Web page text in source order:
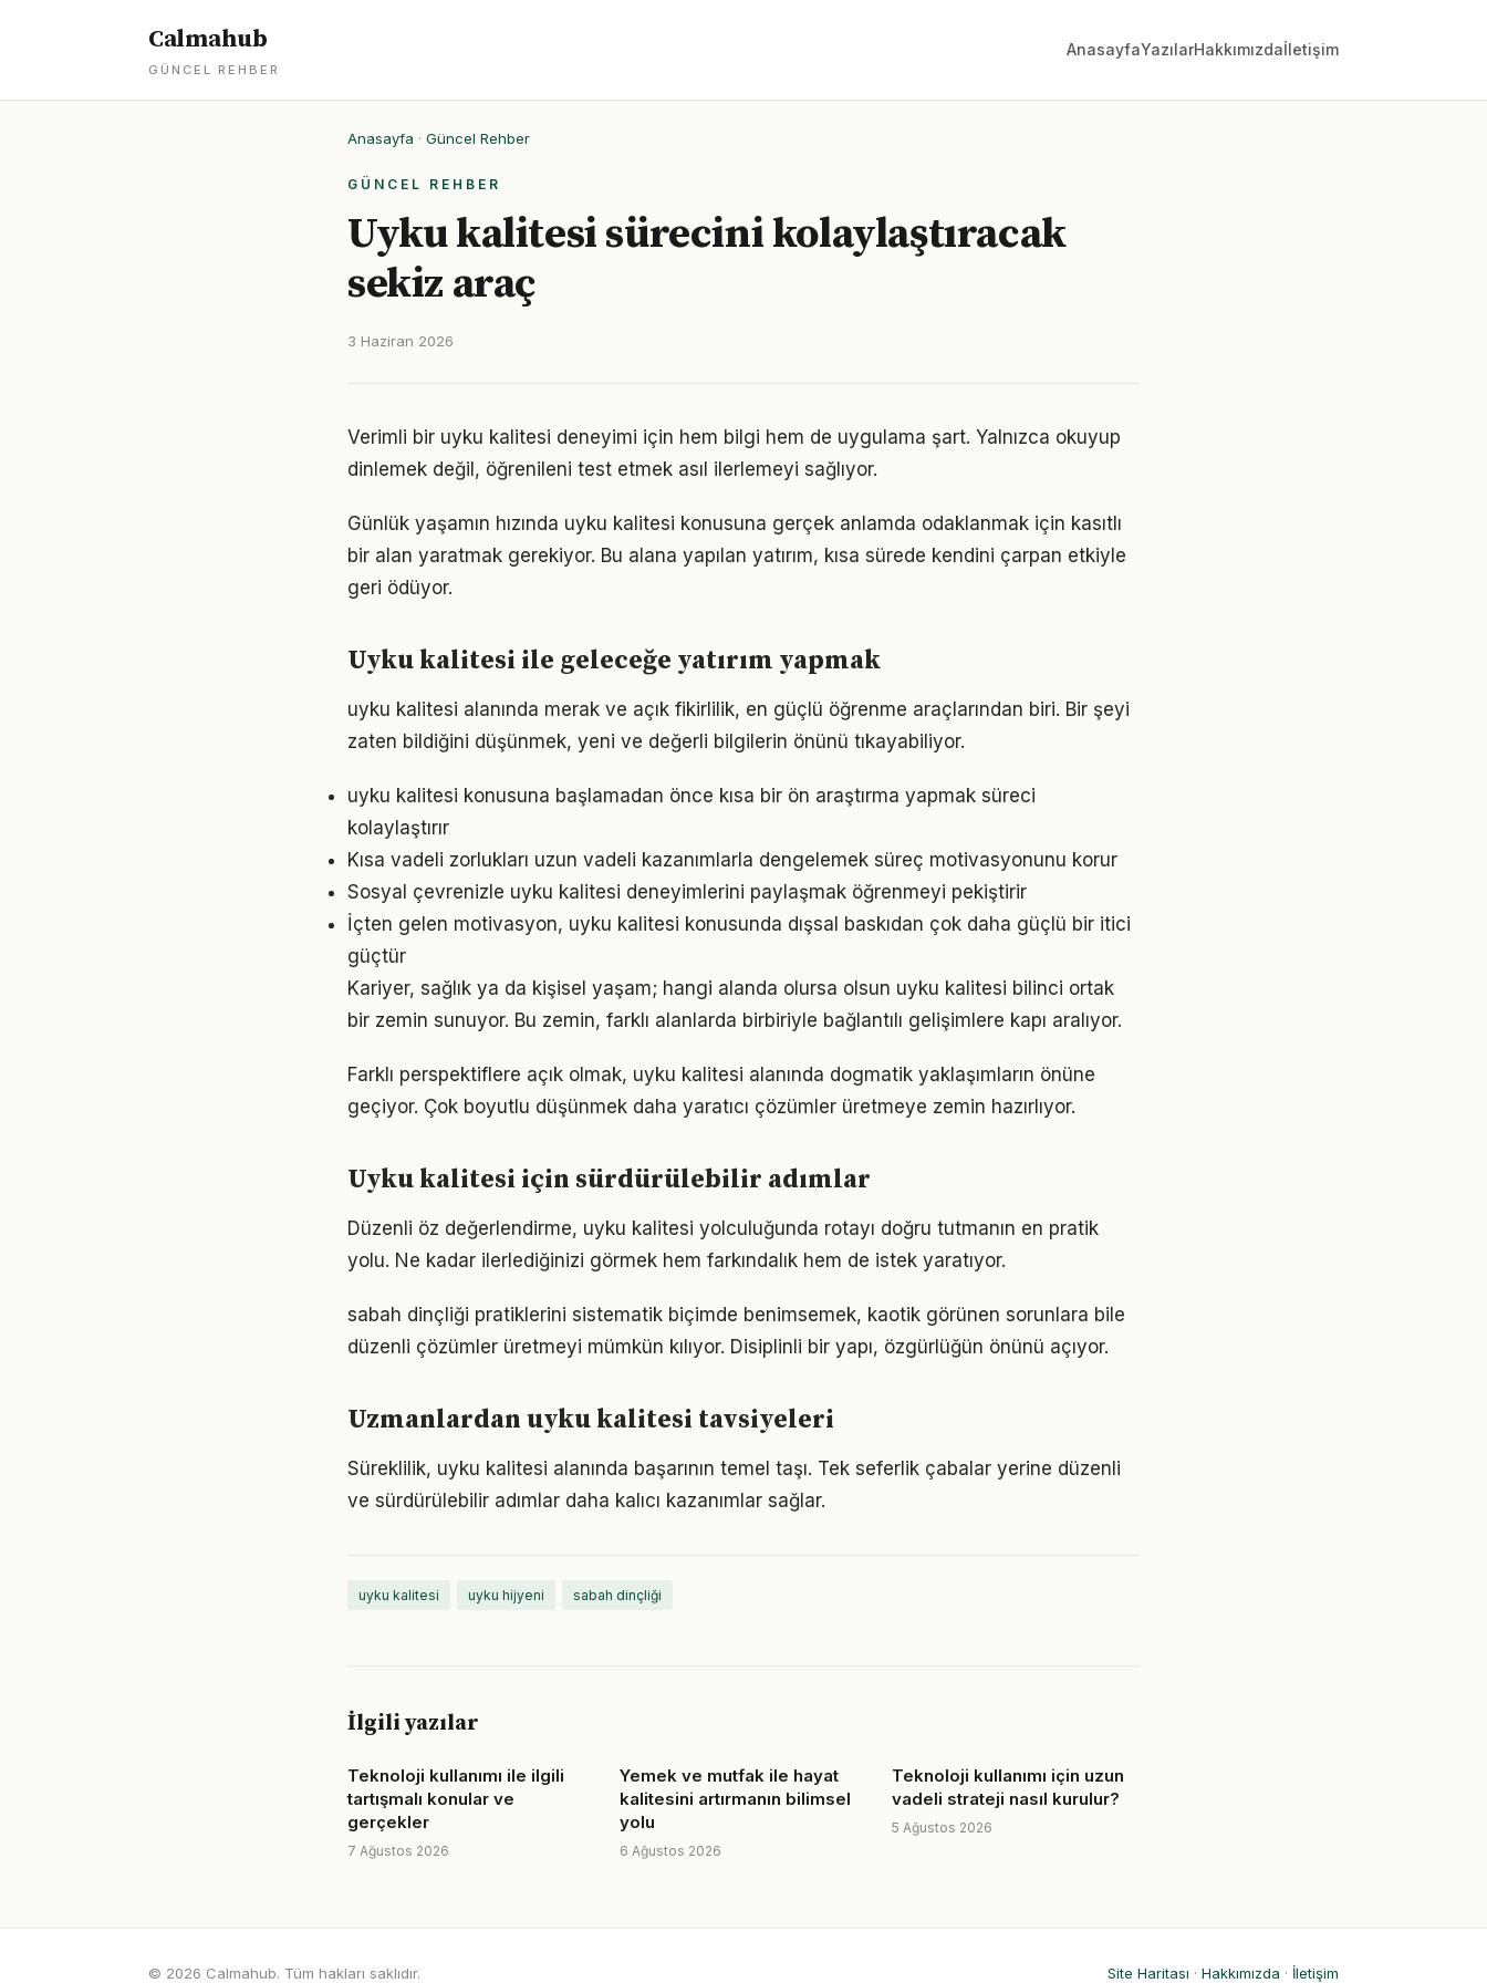
Calmahub
GÜNCEL REHBER
AnasayfaYazılarHakkımızdaİletişim
Anasayfa · Güncel Rehber
GÜNCEL REHBER
Uyku kalitesi sürecini kolaylaştıracak
sekiz araç
3 Haziran 2026
Verimli bir uyku kalitesi deneyimi için hem bilgi hem de uygulama şart. Yalnızca okuyup
dinlemek değil, öğrenileni test etmek asıl ilerlemeyi sağlıyor.
Günlük yaşamın hızında uyku kalitesi konusuna gerçek anlamda odaklanmak için kasıtlı
bir alan yaratmak gerekiyor. Bu alana yapılan yatırım, kısa sürede kendini çarpan etkiyle
geri ödüyor.
Uyku kalitesi ile geleceğe yatırım yapmak
uyku kalitesi alanında merak ve açık fikirlilik, en güçlü öğrenme araçlarından biri. Bir şeyi
zaten bildiğini düşünmek, yeni ve değerli bilgilerin önünü tıkayabiliyor.
uyku kalitesi konusuna başlamadan önce kısa bir ön araştırma yapmak süreci
kolaylaştırır
Kısa vadeli zorlukları uzun vadeli kazanımlarla dengelemek süreç motivasyonunu korur
Sosyal çevrenizle uyku kalitesi deneyimlerini paylaşmak öğrenmeyi pekiştirir
İçten gelen motivasyon, uyku kalitesi konusunda dışsal baskıdan çok daha güçlü bir itici
güçtür
Kariyer, sağlık ya da kişisel yaşam; hangi alanda olursa olsun uyku kalitesi bilinci ortak
bir zemin sunuyor. Bu zemin, farklı alanlarda birbiriyle bağlantılı gelişimlere kapı aralıyor.
Farklı perspektiflere açık olmak, uyku kalitesi alanında dogmatik yaklaşımların önüne
geçiyor. Çok boyutlu düşünmek daha yaratıcı çözümler üretmeye zemin hazırlıyor.
Uyku kalitesi için sürdürülebilir adımlar
Düzenli öz değerlendirme, uyku kalitesi yolculuğunda rotayı doğru tutmanın en pratik
yolu. Ne kadar ilerlediğinizi görmek hem farkındalık hem de istek yaratıyor.
sabah dinçliği pratiklerini sistematik biçimde benimsemek, kaotik görünen sorunlara bile
düzenli çözümler üretmeyi mümkün kılıyor. Disiplinli bir yapı, özgürlüğün önünü açıyor.
Uzmanlardan uyku kalitesi tavsiyeleri
Süreklilik, uyku kalitesi alanında başarının temel taşı. Tek seferlik çabalar yerine düzenli
ve sürdürülebilir adımlar daha kalıcı kazanımlar sağlar.
uyku kalitesi uyku hijyeni sabah dinçliği
İlgili yazılar
Teknoloji kullanımı ile ilgili
tartışmalı konular ve
gerçekler
7 Ağustos 2026
Yemek ve mutfak ile hayat
kalitesini artırmanın bilimsel
yolu
6 Ağustos 2026
Teknoloji kullanımı için uzun
vadeli strateji nasıl kurulur?
5 Ağustos 2026
© 2026 Calmahub. Tüm hakları saklıdır. Site Haritası · Hakkımızda · İletişim